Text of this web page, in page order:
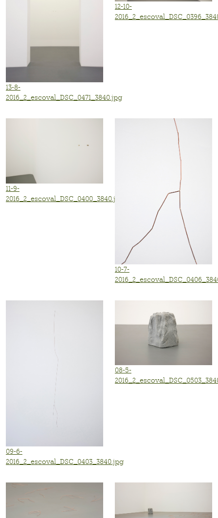
13-8-
2016_2_escoval_DSC_0471_3840.jpg
12-10-
11-9-
2016_2_escoval_DSC_0400_3840.jpg
10-7-
09-6-
2016_2_escoval_DSC_0403_3840.jpg
08-5-